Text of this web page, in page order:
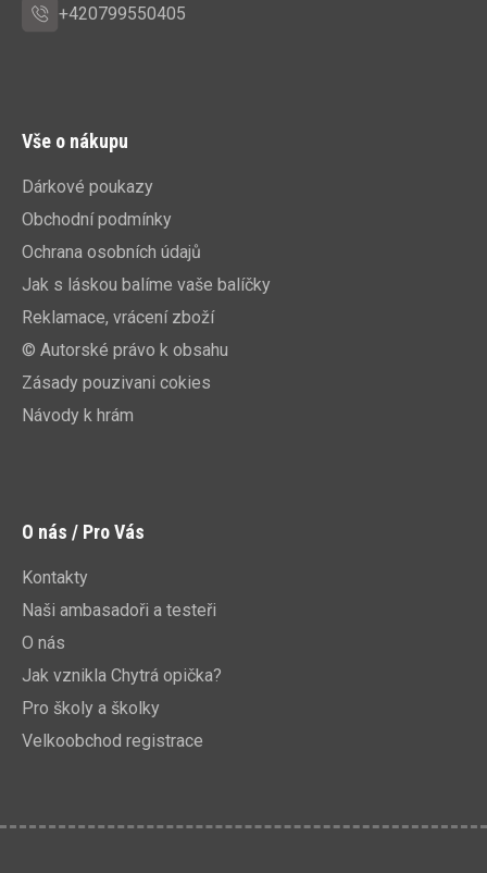
+420799550405
Vše o nákupu
Dárkové poukazy
Obchodní podmínky
Ochrana osobních údajů
Jak s láskou balíme vaše balíčky
Reklamace, vrácení zboží
© Autorské právo k obsahu
Zásady pouzivani cokies
Návody k hrám
O nás / Pro Vás
Kontakty
Naši ambasadoři a testeři
O nás
Jak vznikla Chytrá opička?
Pro školy a školky
Velkoobchod registrace